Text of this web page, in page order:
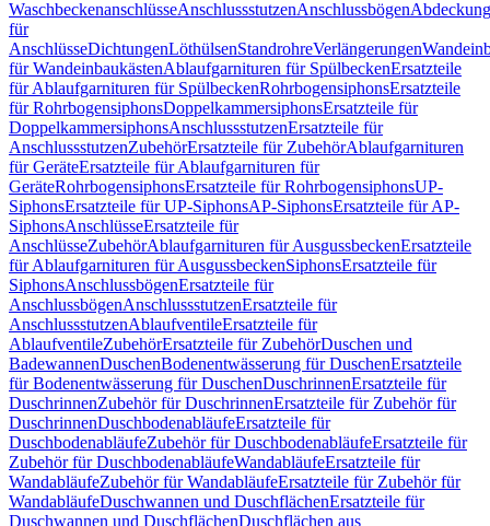
WaschbeckenanschlüsseAnschlussstutzenAnschlussbögen
für
AnschlüsseDichtungenLöthülsenStandrohreVerlängerungen
für WandeinbaukästenAblaufgarnituren für SpülbeckenErsatzteile
für Ablaufgarnituren für SpülbeckenRohrbogensiphonsErsatzteile
für RohrbogensiphonsDoppelkammersiphonsErsatzteile für
DoppelkammersiphonsAnschlussstutzenErsatzteile für
AnschlussstutzenZubehörErsatzteile für ZubehörAblaufgarnituren
für GeräteErsatzteile für Ablaufgarnituren für
GeräteRohrbogensiphonsErsatzteile für RohrbogensiphonsUP-
SiphonsErsatzteile für UP-SiphonsAP-SiphonsErsatzteile für AP-
SiphonsAnschlüsseErsatzteile für
AnschlüsseZubehörAblaufgarnituren für AusgussbeckenErsatzteile
für Ablaufgarnituren für AusgussbeckenSiphonsErsatzteile für
SiphonsAnschlussbögenErsatzteile für
AnschlussbögenAnschlussstutzenErsatzteile für
AnschlussstutzenAblaufventileErsatzteile für
AblaufventileZubehörErsatzteile für ZubehörDuschen und
BadewannenDuschenBodenentwässerung für DuschenErsatzteile
für Bodenentwässerung für DuschenDuschrinnenErsatzteile für
DuschrinnenZubehör für DuschrinnenErsatzteile für Zubehör für
DuschrinnenDuschbodenabläufeErsatzteile für
DuschbodenabläufeZubehör für DuschbodenabläufeErsatzteile für
Zubehör für DuschbodenabläufeWandabläufeErsatzteile für
WandabläufeZubehör für WandabläufeErsatzteile für Zubehör für
WandabläufeDuschwannen und DuschflächenErsatzteile für
Duschwannen und DuschflächenDuschflächen aus